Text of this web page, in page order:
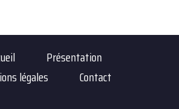
Présentation
légales
Contact